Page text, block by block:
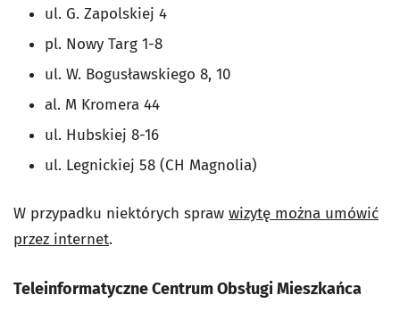
ul. G. Zapolskiej 4
pl. Nowy Targ 1-8
ul. W. Bogusławskiego 8, 10
al. M Kromera 44
ul. Hubskiej 8-16
ul. Legnickiej 58 (CH Magnolia)
W przypadku niektórych spraw wizytę można umówić
przez internet.
Teleinformatyczne Centrum Obsługi Mieszkańca